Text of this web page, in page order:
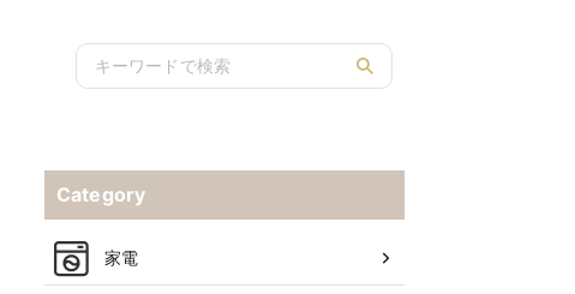
Category
家電